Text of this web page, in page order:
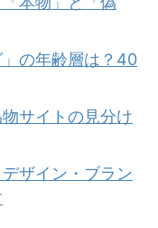
の年齢層は？40
サイトの見分け
ザイン・ブラン